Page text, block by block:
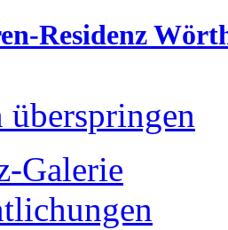
Residenz
Galerie